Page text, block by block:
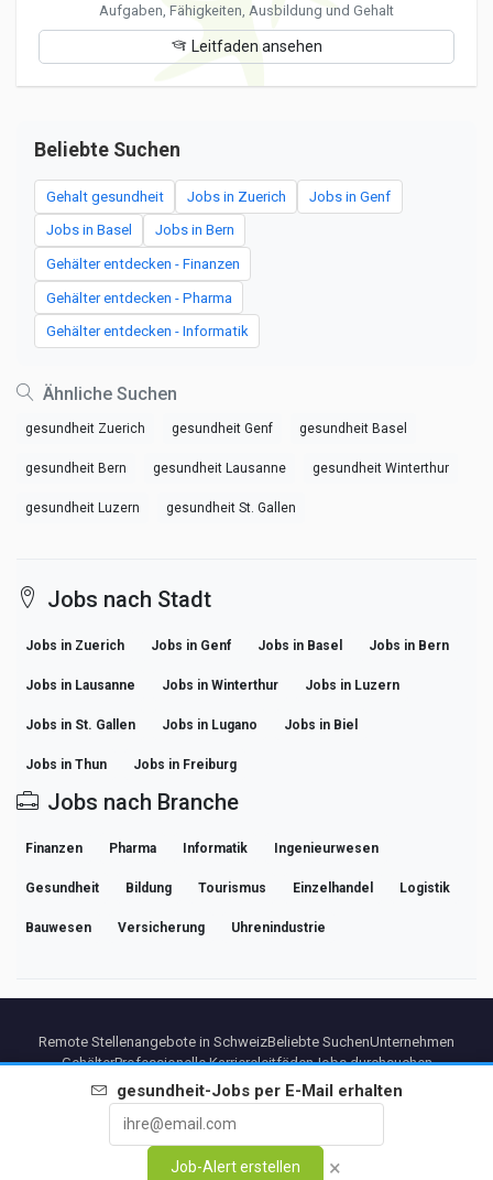
Aufgaben, Fähigkeiten, Ausbildung und Gehalt
Leitfaden ansehen
Beliebte Suchen
Gehalt gesundheit Jobs in Zuerich Jobs in Genf
Jobs in Basel Jobs in Bern
Gehälter entdecken - Finanzen
Gehälter entdecken - Pharma
Gehälter entdecken - Informatik
Ähnliche Suchen
gesundheit Zuerich gesundheit Genf gesundheit Basel
gesundheit Bern gesundheit Lausanne gesundheit Winterthur
gesundheit Luzern gesundheit St. Gallen
Jobs nach Stadt
Jobs in Zuerich Jobs in Genf Jobs in Basel Jobs in Bern
Jobs in Lausanne Jobs in Winterthur Jobs in Luzern
Jobs in St. Gallen Jobs in Lugano Jobs in Biel
Jobs in Thun Jobs in Freiburg
Jobs nach Branche
Finanzen Pharma Informatik Ingenieurwesen
Gesundheit Bildung Tourismus Einzelhandel Logistik
Bauwesen Versicherung Uhrenindustrie
gesundheit-Jobs per E-Mail erhalten
Job-Alert erstellen ×
Remote Stellenangebote in SchweizBeliebte SuchenUnternehmen
GehälterProfessionelle KarriereleitfädenJobs durchsuchen
ImpressumDatenschutz
Premium kundigen
© 2026 BEBEE PLATFORM SL - ID ESB84471838